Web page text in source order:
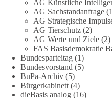
Ohne Denkverbote, ohne
Quellen: https://apnews.com/
rand-paul-
https://www.tichyseinblick.de/
tagebuch-fauci-corona-impfung/
#dieBasis #Corona #Aufarbeitung
#Vertrauen
AG Künstliche
AG Sachstandanfrage
AG Strategische
AG Tierschutz (2)
AG Werte und Ziele (2)
FAS Basisdemokratie
Bundesparteitag (1)
Bundesvorstand (5)
BuPa-Archiv (5)
Bürgerkabinett (4)
dieBasis analog (16)